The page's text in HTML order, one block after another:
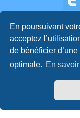
En poursuivant
acceptez
de bénéficier
optimale. En